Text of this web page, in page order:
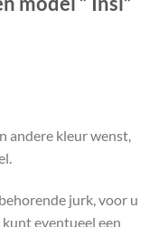
andere kleur wenst,
jurk, voor u
eventueel een